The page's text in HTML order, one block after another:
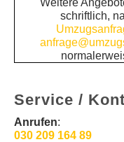
Weitere
schriftlich,
Service /
Anrufen:
030 209 164 89